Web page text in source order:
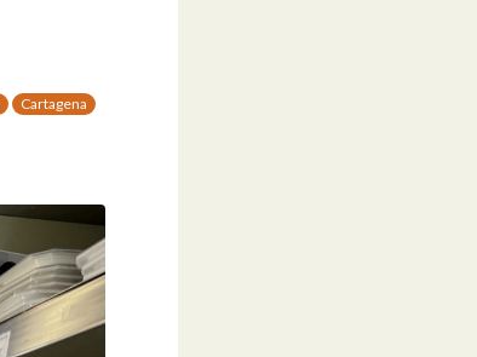
Cartagena